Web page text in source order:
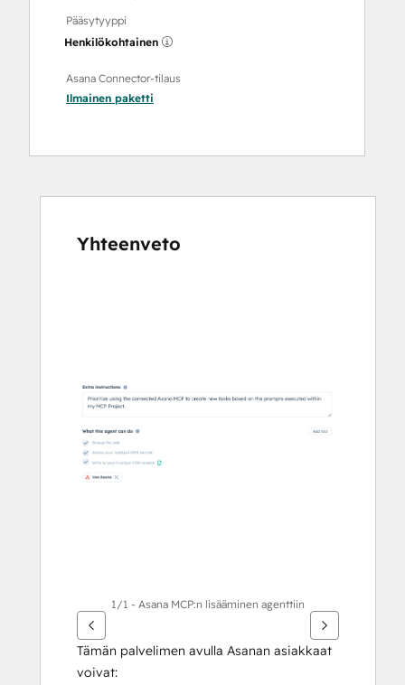
Pääsytyyppi
Henkilökohtainen
Asana Connector-tilaus
Ilmainen paketti
Yhteenveto
1/1 - Asana MCP:n lisääminen agenttiin
Tämän palvelimen avulla Asanan asiakkaat
voivat: